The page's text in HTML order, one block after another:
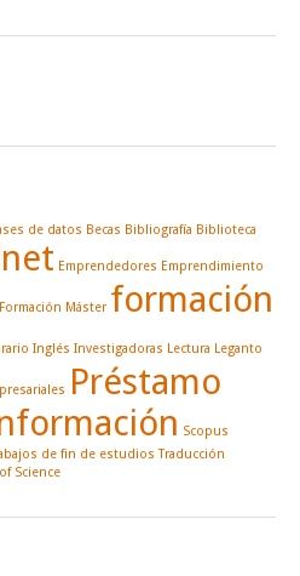
de datos Becas Bibliografía Biblioteca
Emprendedores Emprendimiento
Formación Máster formación
Inglés Investigadoras Lectura Leganto
Préstamo
Scopus
de fin de estudios Traducción
Science